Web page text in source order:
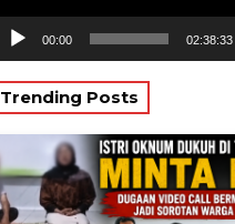
00:00 02:38:33
Trending Posts